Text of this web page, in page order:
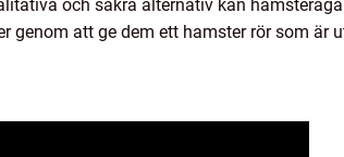
och säkra alternativ kan
genom att ge dem ett hamster rör som är